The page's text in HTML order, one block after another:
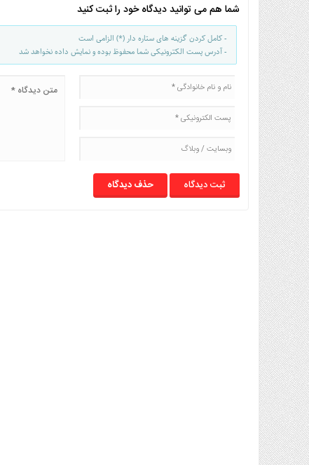
شما هم می توانید دیدگاه خود را ثبت کنید
- کامل کردن گزینه های ستاره دار (*) الزامی است
- آدرس پست الکترونیکی شما محفوظ بوده و نمایش داده نخواهد شد
حذف دیدگاه